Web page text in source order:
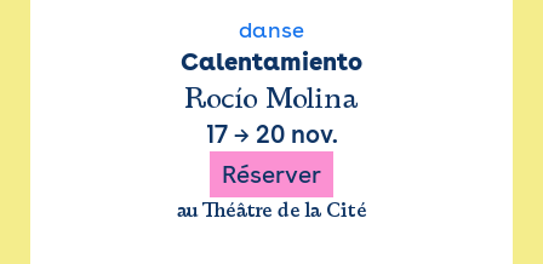
danse
Calentamiento
Rocío Molina
17→ 20 nov.
Réserver
au Théâtre de la Cité